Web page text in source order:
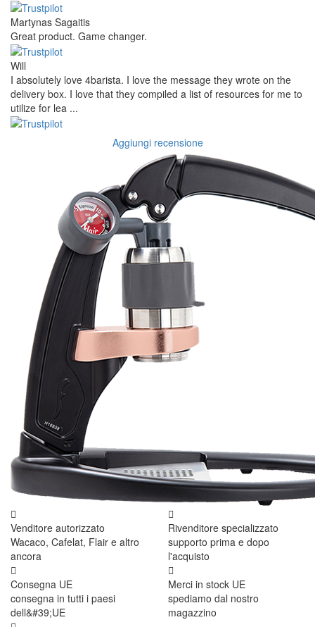
Martynas Sagaitis
Great product. Game changer.
Will
I absolutely love 4barista. I love the message they wrote on the
delivery box. I love that they compiled a list of resources for me to
utilize for lea ...
Aggiungi recensione
Venditore autorizzato
Wacaco, Cafelat, Flair e altro
ancora
Rivenditore specializzato
supporto prima e dopo
l'acquisto
Consegna UE
consegna in tutti i paesi
dell&#39;UE
Merci in stock UE
spediamo dal nostro
magazzino